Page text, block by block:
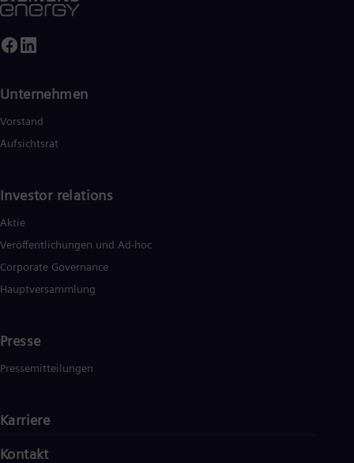
Unternehmen
Vorstand
Aufsichtsrat
Investor relations
Aktie
Veröffentlichungen und Ad-hoc
Corporate Governance
Hauptversammlung
Presse
Pressemitteilungen
Karriere
Kontakt